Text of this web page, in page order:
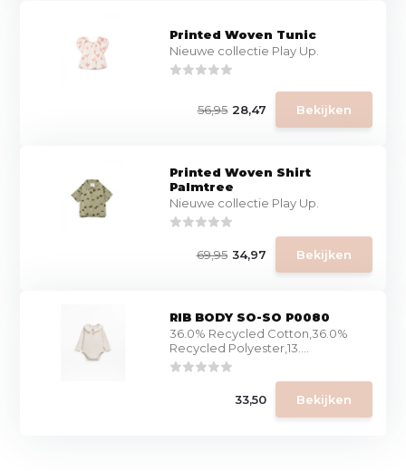
Printed Woven Tunic
Nieuwe collectie Play Up.
56,95 28,47 Bekijken
Printed Woven Shirt
Palmtree
Nieuwe collectie Play Up.
69,95 34,97 Bekijken
RIB BODY SO-SO P0080
36.0% Recycled Cotton,36.0%
Recycled Polyester,13....
33,50 Bekijken